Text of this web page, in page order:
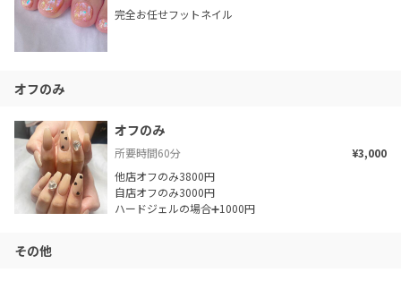
完全お任せフットネイル
オフのみ
オフのみ
所要時間60分
¥3,000
他店オフのみ3800円
自店オフのみ3000円
ハードジェルの場合➕1000円
その他